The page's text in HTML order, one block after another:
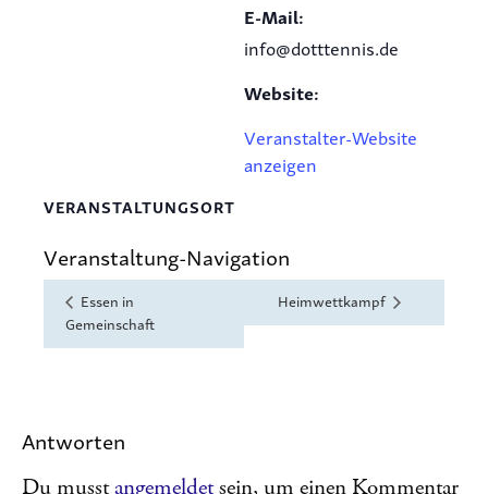
VERANSTALTUNGSORT
E-Mail:
info@dotttennis.de
Website:
Veranstalter-Website
anzeigen
Veranstaltung-Navigation
Essen in
Gemeinschaft
Heimwettkampf
Antworten
Du musstangemeldetsein, um einen Kommentar